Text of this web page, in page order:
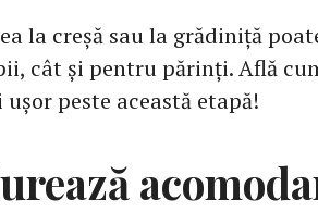
la creșă sau la grădiniță
cât și pentru părinți. Află
peste această etapă!